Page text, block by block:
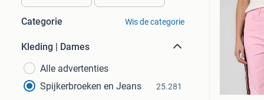
Categorie Wis de categorie
Kleding | Dames
Alle advertenties
Spijkerbroeken en Jeans
25.281